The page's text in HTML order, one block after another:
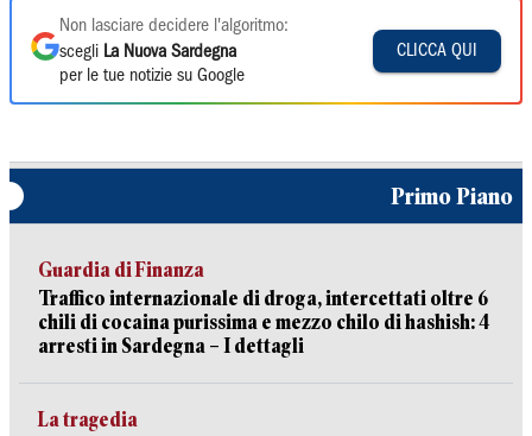
Non lasciare decidere l'algoritmo:
scegli La Nuova Sardegna
per le tue notizie su Google
CLICCA QUI
Primo Piano
Guardia di Finanza
Traffico internazionale di droga, intercettati oltre 6
chili di cocaina purissima e mezzo chilo di hashish: 4
arresti in Sardegna – I dettagli
La tragedia